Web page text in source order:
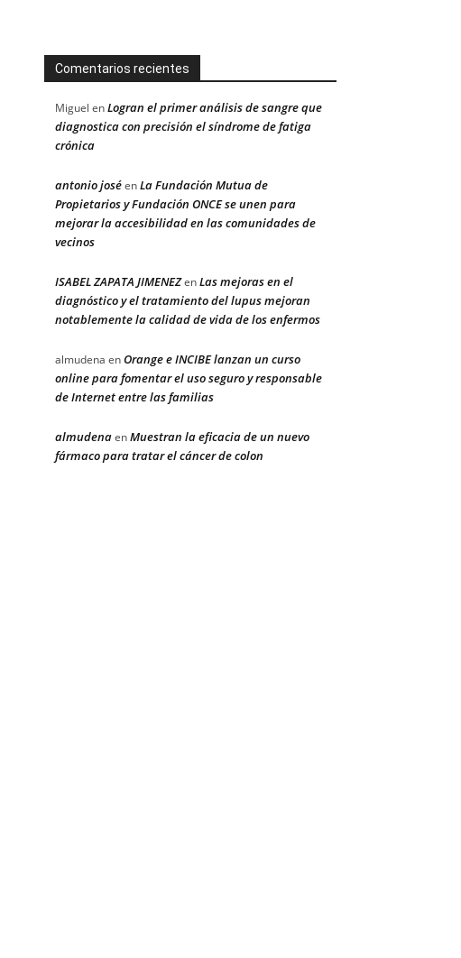
Comentarios recientes
Miguel enLogran el primer análisis de sangre que
diagnostica con precisión el síndrome de fatiga
crónica
antonio joséenLa Fundación Mutua de
Propietarios y Fundación ONCE se unen para
mejorar la accesibilidad en las comunidades de
vecinos
ISABEL ZAPATA JIMENEZenLas mejoras en el
diagnóstico y el tratamiento del lupus mejoran
notablemente la calidad de vida de los enfermos
almudena enOrange e INCIBE lanzan un curso
online para fomentar el uso seguro y responsable
de Internet entre las familias
almudenaenMuestran la eficacia de un nuevo
fármaco para tratar el cáncer de colon